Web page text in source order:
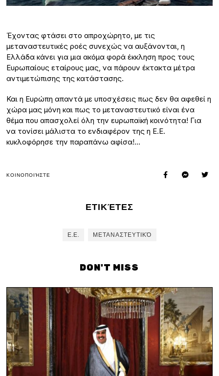
Έχοντας φτάσει στο απροχώρητο, με τις
μεταναστευτικές ροές συνεχώς να αυξάνονται, η
Ελλάδα κάνει για μια ακόμα φορά έκκληση προς τους
Ευρωπαίους εταίρους μας, να πάρουν έκτακτα μέτρα
αντιμετώπισης της κατάστασης.
Και η Ευρώπη απαντά με υποσχέσεις πως δεν θα αφεθεί η
χώρα μας μόνη και πως το μεταναστευτικό είναι ένα
θέμα που απασχολεί όλη την ευρωπαϊκή κοινότητα! Για
να τονίσει μάλιστα το ενδιαφέρον της η Ε.Ε.
κυκλοφόρησε την παραπάνω αφίσα!…
ΚΟΙΝΟΠΟΙΉΣΤΕ
ΕΤΙΚΈΤΕΣ
Ε.Ε. ΜΕΤΑΝΑΣΤΕΥΤΙΚΌ
DON'T MISS